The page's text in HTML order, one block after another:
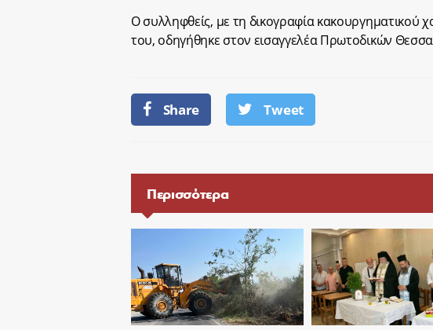
Ο συλληφθείς, με τη δικογραφία κακουργηματικού
του, οδηγήθηκε στον εισαγγελέα Πρωτοδικών
Share Tweet
Περισσότερα